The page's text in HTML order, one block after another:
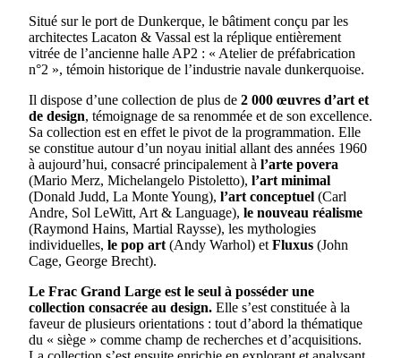
Situé sur le port de Dunkerque, le bâtiment conçu par les
architectes Lacaton & Vassal est la réplique entièrement
vitrée de l’ancienne halle AP2 : « Atelier de préfabrication
n°2 », témoin historique de l’industrie navale dunkerquoise.
Il dispose d’une collection de plus de 2 000 œuvres d’art et
de design, témoignage de sa renommée et de son excellence.
Sa collection est en effet le pivot de la programmation. Elle
se constitue autour d’un noyau initial allant des années 1960
à aujourd’hui, consacré principalement à l’arte povera
(Mario Merz, Michelangelo Pistoletto), l’art minimal
(Donald Judd, La Monte Young), l’art conceptuel (Carl
Andre, Sol LeWitt, Art & Language), le nouveau réalisme
(Raymond Hains, Martial Raysse), les mythologies
individuelles, le pop art (Andy Warhol) et Fluxus (John
Cage, George Brecht).
Le Frac Grand Large est le seul à posséder une
collection consacrée au design. Elle s’est constituée à la
faveur de plusieurs orientations : tout d’abord la thématique
du « siège » comme champ de recherches et d’acquisitions.